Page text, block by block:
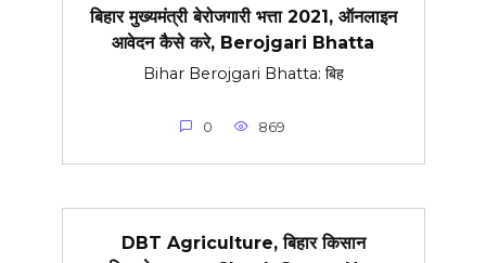
बिहार मुख्यमंत्री बेरोजगारी भत्ता 2021, ऑनलाइन
आवेदन कैसे करे, Berojgari Bhatta
Bihar Berojgari Bhatta: बिह
0 869
DBT Agriculture, बिहार किसान